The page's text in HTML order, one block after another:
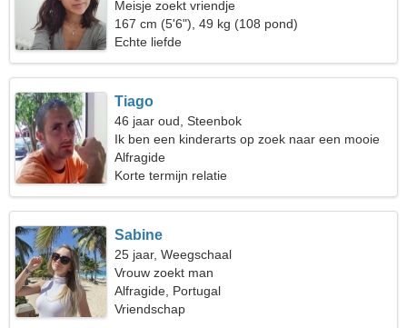
Meisje zoekt vriendje
167 cm (5'6"), 49 kg (108 pond)
Echte liefde
Tiago
46 jaar oud, Steenbok
Ik ben een kinderarts op zoek naar een mooie
vrouw
Alfragide
Korte termijn relatie
Sabine
25 jaar, Weegschaal
Vrouw zoekt man
Alfragide, Portugal
Vriendschap